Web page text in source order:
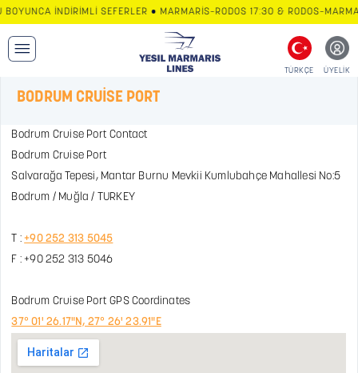
BOYUNCA İNDİRİMLİ SEFERLER • MARMARİS–RODOS 17:30 &
TÜRKÇE ÜYELİK
BODRUM CRUİSE PORT
Bodrum Cruise Port Contact
Bodrum Cruise Port
Salvarağa Tepesi, Mantar Burnu Mevkii Kumlubahçe Mahallesi No:5
Bodrum / Muğla / TURKEY
T :+90 252 313 5045
F : +90 252 313 5046
Bodrum Cruise Port GPS Coordinates
37° 01' 26.17"N, 27° 26' 23.91"E